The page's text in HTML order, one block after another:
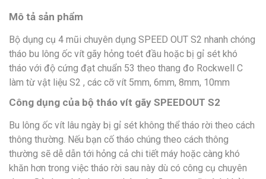
Mô tả sản phẩm
Bộ dụng cụ 4 mũi chuyên dụng SPEED OUT S2 nhanh chóng
tháo bu lông ốc vít gãy hỏng toét đầu hoặc bị gỉ sét khó
tháo với độ cứng đạt chuẩn 53 theo thang đo Rockwell C
làm từ vật liệu S2 , các cỡ vít 5mm, 6mm, 8mm, 10mm
Công dụng của bộ tháo vít gãy SPEEDOUT S2
Bu lông ốc vít lâu ngày bị gỉ sét không thể tháo rời theo cách
thông thường. Nếu bạn cố tháo chúng theo cách thông
thường sẽ dễ dẫn tới hỏng cả chi tiết máy hoặc càng khó
khăn hơn trong việc tháo rời sau này dù có công cụ chuyên